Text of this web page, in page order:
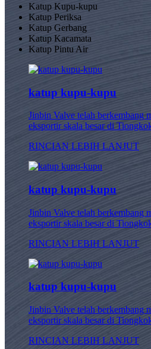
Katup Kupu-kupu
Katup Periksa
Katup Gerbang
Katup Kacamata
Katup Pintu Air
katup kupu-kupu
Jinbin Valve telah berkembang
eksportir skala besar di
RINCIAN LEBIH LANJUT
katup kupu-kupu
Jinbin Valve telah berkembang
eksportir skala besar di
RINCIAN LEBIH LANJUT
katup kupu-kupu
Jinbin Valve telah berkembang
eksportir skala besar di
RINCIAN LEBIH LANJUT